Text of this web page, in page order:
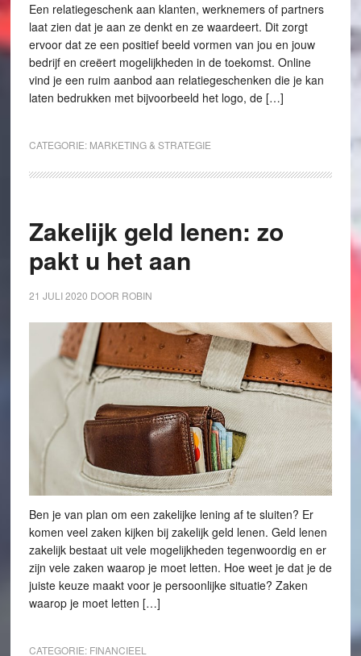
Een relatiegeschenk aan klanten, werknemers of partners
laat zien dat je aan ze denkt en ze waardeert. Dit zorgt
ervoor dat ze een positief beeld vormen van jou en jouw
bedrijf en creëert mogelijkheden in de toekomst. Online
vind je een ruim aanbod aan relatiegeschenken die je kan
laten bedrukken met bijvoorbeeld het logo, de […]
CATEGORIE: MARKETING & STRATEGIE
Zakelijk geld lenen: zo
pakt u het aan
21 JULI 2020 DOOR ROBIN
Ben je van plan om een zakelijke lening af te sluiten? Er
komen veel zaken kijken bij zakelijk geld lenen. Geld lenen
zakelijk bestaat uit vele mogelijkheden tegenwoordig en er
zijn vele zaken waarop je moet letten. Hoe weet je dat je de
juiste keuze maakt voor je persoonlijke situatie? Zaken
waarop je moet letten […]
CATEGORIE: FINANCIEEL